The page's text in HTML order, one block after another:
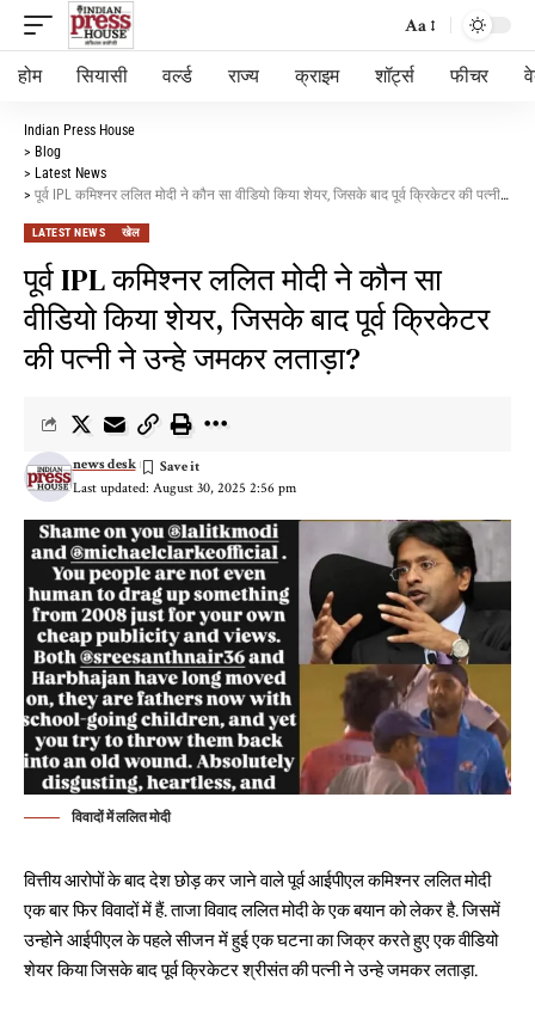
Aa
होम सियासी वर्ल्ड राज्य क्राइम शॉर्ट्स फीचर
Indian Press House
> Blog
> Latest News
> पूर्व IPL कमिश्नर ललित मोदी ने कौन सा वीडियो किया शेयर, जिसके बाद पूर्व क्रिकेटर की पत्नी ने उन्हे जमकर लताड़ा?
LATEST NEWS खेल
पूर्व IPL कमिश्नर ललित मोदी ने कौन सा
वीडियो किया शेयर, जिसके बाद पूर्व क्रिकेटर
की पत्नी ने उन्हे जमकर लताड़ा?
Last updated: August 30, 2025 2:56 pm
news desk
विवादों में ललित मोदी
वित्तीय आरोपों के बाद देश छोड़ कर जाने वाले पूर्व आईपीएल कमिश्नर ललित मोदी
एक बार फिर विवादों में हैं. ताजा विवाद ललित मोदी के एक बयान को लेकर है. जिसमें
उन्होने आईपीएल के पहले सीजन में हुई एक घटना का जिक्र करते हुए एक वीडियो
शेयर किया जिसके बाद पूर्व क्रिकेटर श्रीसंत की पत्नी ने उन्हे जमकर लताड़ा.